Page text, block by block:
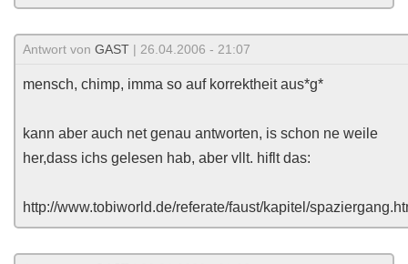
Antwort von GAST | 26.04.2006 - 21:07
mensch, chimp, imma so auf korrektheit aus*g*
kann aber auch net genau antworten, is schon ne weile
her,dass ichs gelesen hab, aber vllt. hiflt das:
http://www.tobiworld.de/referate/faust/kapitel/